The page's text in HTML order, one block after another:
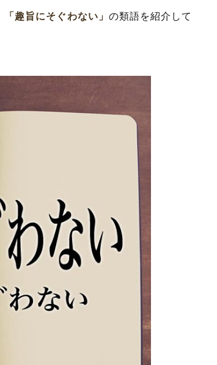
「趣旨にそぐわない」 の類語を紹介して